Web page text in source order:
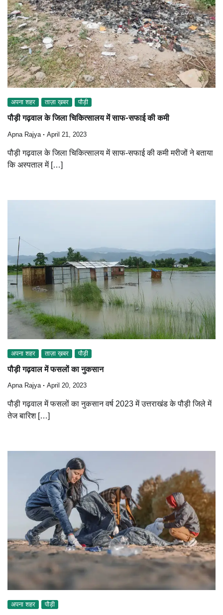
अपना शहर ताज़ा ख़बर पौड़ी
पौड़ी गढ़वाल के जिला चिकित्सालय में साफ-सफाई की कमी
Apna Rajya April 21, 2023
पौड़ी गढ़वाल के जिला चिकित्सालय में साफ-सफाई की कमी मरीजों ने बताया
कि अस्पताल में […]
अपना शहर ताज़ा ख़बर पौड़ी
पौड़ी गढ़वाल में फसलों का नुकसान
Apna Rajya April 20, 2023
पौड़ी गढ़वाल में फसलों का नुकसान वर्ष 2023 में उत्तराखंड के पौड़ी जिले में
तेज बारिश […]
अपना शहर पौड़ी